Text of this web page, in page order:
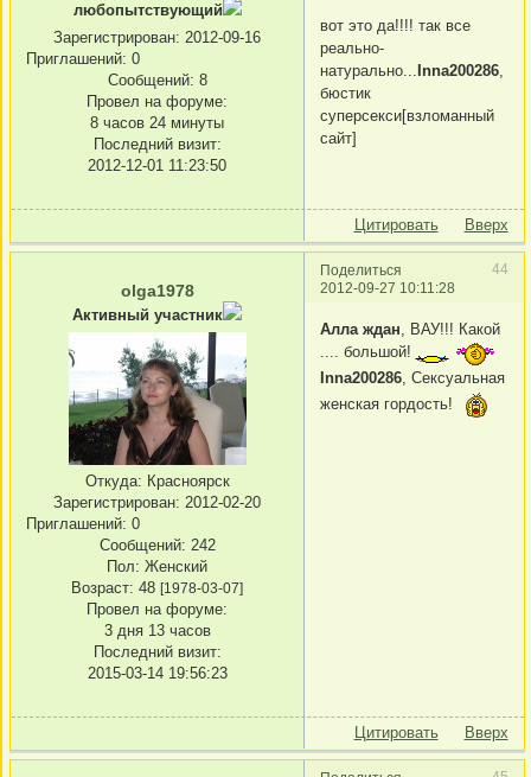
любопытствующий
Зарегистрирован: 2012-09-16
Приглашений: 0
Сообщений: 8
Провел на форуме:
8 часов 24 минуты
Последний визит:
2012-12-01 11:23:50
вот это да!!!! так все
реально-
натурально... Inna200286
бюстик
суперсекси[взломанный
сайт]
Цитировать Вверх
Поделиться
44
2012-09-27 10:11:28
olga1978
Активный участник
Откуда: Красноярск
Зарегистрирован: 2012-02-20
Приглашений: 0
Сообщений: 242
Пол: Женский
Возраст: 48 [1978-03-07]
Провел на форуме:
3 дня 13 часов
Последний визит:
2015-03-14 19:56:23
Алла ждан, ВАУ!!! Какой
.... большой!
Inna200286, Сексуальная
женская гордость!
Цитировать Вверх